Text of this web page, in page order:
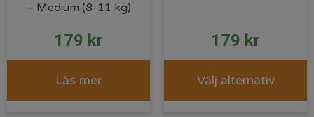
– Medium (8-11 kg)
179 kr
Läs mer
179 kr
Välj alternativ